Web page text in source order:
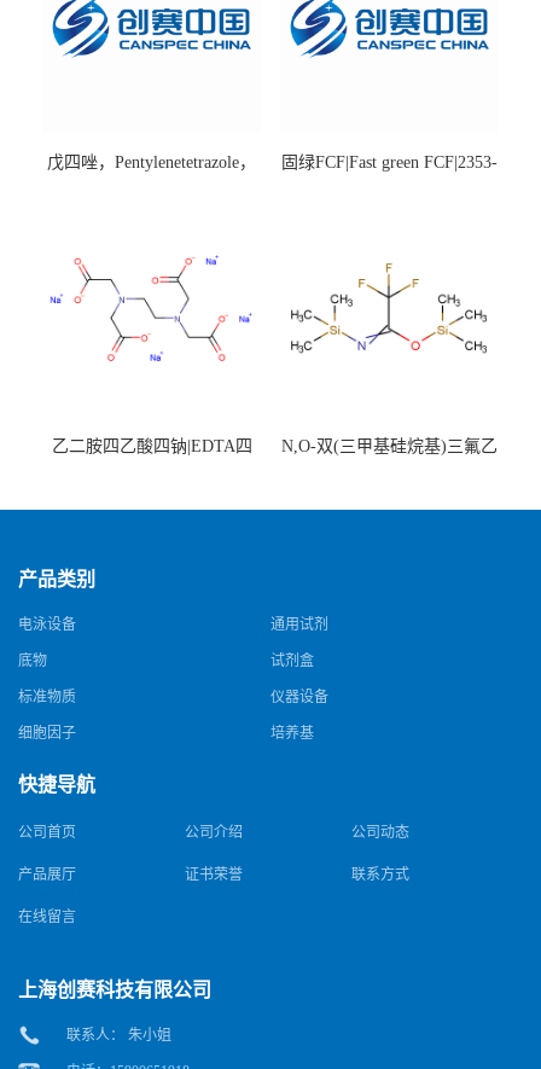
戊四唑，Pentylenetetrazole，
固绿FCF|Fast green FCF|2353-
乙二胺四乙酸四钠|EDTA四
N,O-双(三甲基硅烷基)三氟乙
产品类别
电泳设备 通用试剂
底物 试剂盒
标准物质 仪器设备
细胞因子 培养基
快捷导航
公司首页 公司介绍 公司动态
产品展厅 证书荣誉 联系方式
在线留言
上海创赛科技有限公司
联系人： 朱小姐